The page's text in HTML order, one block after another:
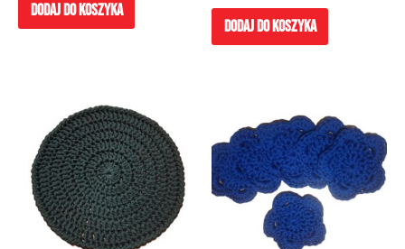
Dodaj do koszyka
Dodaj do koszyka